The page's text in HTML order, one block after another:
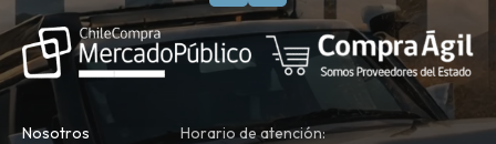
Nosotros
Horario de atención: